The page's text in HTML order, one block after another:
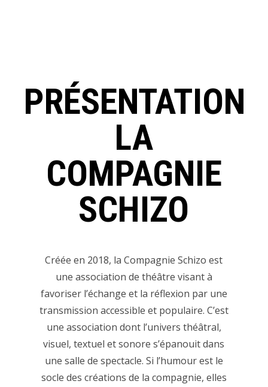
PRÉSENTATION
LA
COMPAGNIE
SCHIZO
Créée en 2018, la Compagnie Schizo est
une association de théâtre visant à
favoriser l’échange et la réflexion par une
transmission accessible et populaire. C’est
une association dont l’univers théâtral,
visuel, textuel et sonore s’épanouit dans
une salle de spectacle. Si l’humour est le
socle des créations de la compagnie, elles